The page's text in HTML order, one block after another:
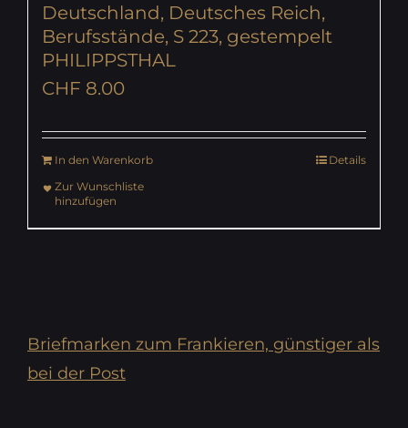
Deutschland, Deutsches Reich,
Berufsstände, S 223, gestempelt
PHILIPPSTHAL
CHF 8.00
In den Warenkorb
Details
Zur Wunschliste
hinzufügen
Briefmarken zum Frankieren, günstiger als
bei der Post